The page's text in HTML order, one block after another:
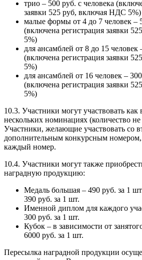
трио – 500 руб. с человека
заявки 525 руб, включая НДС 5%)
малые формы от 4 до 7 человек –
(включена регистрация заявки
5%)
для ансамблей от 8 до 15 человек
(включена регистрация заявки
5%)
для ансамблей от 16 человек –
(включена регистрация заявки
5%)
10.3. Участники могут участвовать как
нескольких номинациях (количество
Участники, желающие участвовать со
дополнительным конкурсным номером,
каждый номер.
10.4. Участники могут также
наградную продукцию:
Медаль большая – 490 руб. за 1
390 руб. за 1 шт.
Именной диплом для каждого
300 руб. за 1 шт.
Кубок – в зависимости от
6000 руб. за 1 шт.
Пересылка наградной продукции